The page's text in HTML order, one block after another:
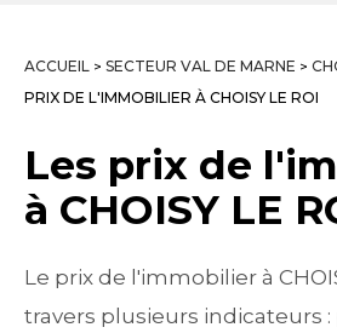
ACCUEIL > SECTEUR VAL DE MARNE >
PRIX DE L'IMMOBILIER À CHOISY LE ROI
Les prix de
à CHOISY LE
Le prix de l'immobilier à
travers plusieurs indicateurs :